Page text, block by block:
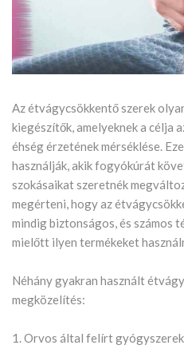
Az étvágycsökkentő szerek
kiegészítők, amelyeknek a célja
éhség érzetének mérséklése.
használják, akik fogyókúrát
szokásaikat szeretnék
megérteni, hogy az
mindig biztonságos, és számos
mielőtt ilyen termékeket
Néhány gyakran használt
megközelítés:
1. Orvos által felírt